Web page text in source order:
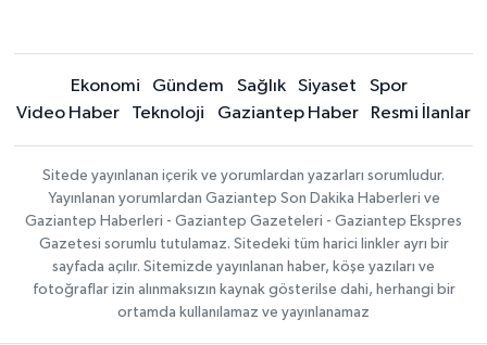
Ekonomi Gündem Sağlık Siyaset
Spor
Video Haber
Teknoloji Gaziantep Haber Resmi İlanlar
Sitede yayınlanan içerik ve yorumlardan yazarları sorumludur.
Yayınlanan yorumlardan Gaziantep Son Dakika Haberleri ve
Gaziantep Haberleri - Gaziantep Gazeteleri - Gaziantep Ekspres
Gazetesi sorumlu tutulamaz. Sitedeki tüm harici linkler ayrı bir
sayfada açılır. Sitemizde yayınlanan haber, köşe yazıları ve
fotoğraflar izin alınmaksızın kaynak gösterilse dahi, herhangi bir
ortamda kullanılamaz ve yayınlanamaz